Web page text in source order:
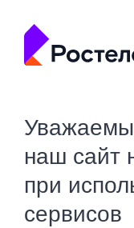
наш сайт
при
сервисов